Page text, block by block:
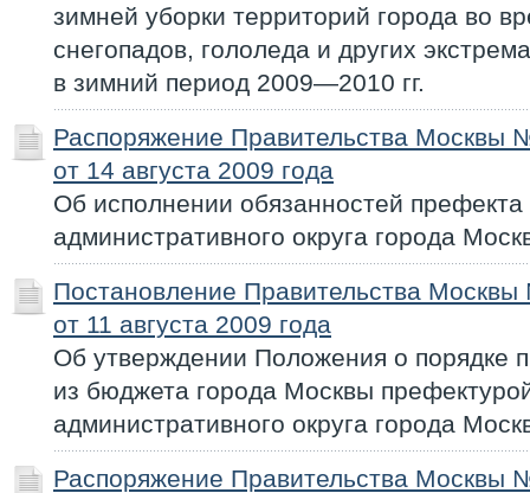
зимней уборки территорий города во
снегопадов, гололеда и других
в зимний период 2009—2010 гг.
Распоряжение Правительства Москвы
от 14 августа 2009 года
Об исполнении обязанностей
административного округа города
Постановление Правительства
от 11 августа 2009 года
Об утверждении Положения о порядке
из бюджета города Москвы
административного округа города
Распоряжение Правительства Москвы